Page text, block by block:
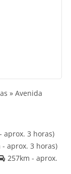
» Avenida
aprox. 3 horas)
- aprox. 3 horas)
257km - aprox.